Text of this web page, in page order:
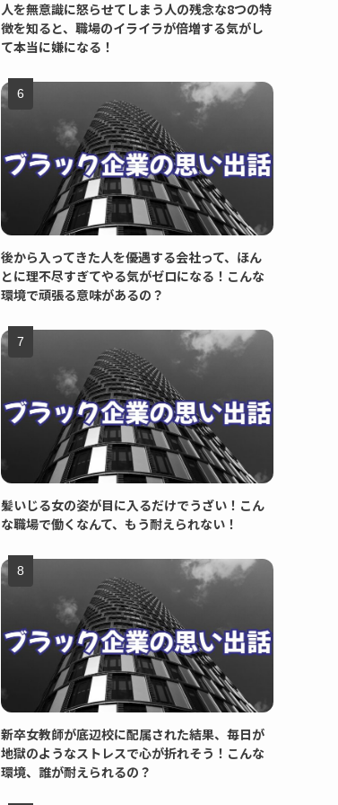
人を無意識に怒らせてしまう人の残念な8つの特
徴を知ると、職場のイライラが倍増する気がし
て本当に嫌になる！
後から入ってきた人を優遇する会社って、ほん
とに理不尽すぎてやる気がゼロになる！こんな
環境で頑張る意味があるの？
髪いじる女の姿が目に入るだけでうざい！こん
な職場で働くなんて、もう耐えられない！
新卒女教師が底辺校に配属された結果、毎日が
地獄のようなストレスで心が折れそう！こんな
環境、誰が耐えられるの？